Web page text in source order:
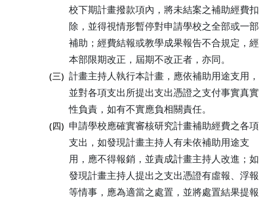
校下期計畫撥款項內，將未結案之補助經費扣
除，並得視情形暫停對申請學校之全部或一部
補助；經費結報或教學成果報告不合規定，經
本部限期改正，屆期不改正者，亦同。
(三) 計畫主持人執行本計畫，應依補助用途支用，
並對各項支出所提出支出憑證之支付事實真實
性負責，如有不實應負相關責任。
(四) 申請學校應確實審核研究計畫補助經費之各項
支出，如發現計畫主持人有未依補助用途支
用，應不得報銷，並責成計畫主持人改進；如
發現計畫主持人提出之支出憑證有虛報、浮報
等情事，應為適當之處置，並將處置結果提報